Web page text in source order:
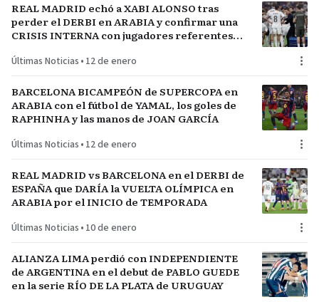
REAL MADRID echó a XABI ALONSO tras
perder el DERBI en ARABIA y confirmar una
CRISIS INTERNA con jugadores referentes
Últimas Noticias • 12 de enero
BARCELONA BICAMPEÓN de SUPERCOPA en
ARABIA con el fútbol de YAMAL, los goles de
RAPHINHA y las manos de JOAN GARCÍA
Últimas Noticias • 12 de enero
REAL MADRID vs BARCELONA en el DERBI de
ESPAÑA que DARÍA la VUELTA OLÍMPICA en
ARABIA por el INICIO de TEMPORADA
Últimas Noticias • 10 de enero
ALIANZA LIMA perdió con INDEPENDIENTE
de ARGENTINA en el debut de PABLO GUEDE
en la serie RÍO DE LA PLATA de URUGUAY